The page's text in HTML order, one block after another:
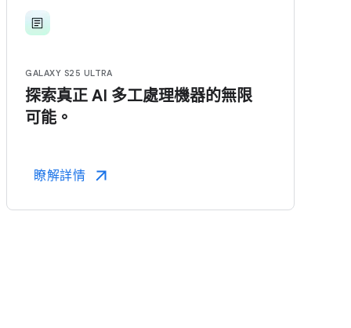
GALAXY S25 ULTRA
探索​真正 AI 多​工​處理​機器​的​無限​
可能。
瞭解​詳情